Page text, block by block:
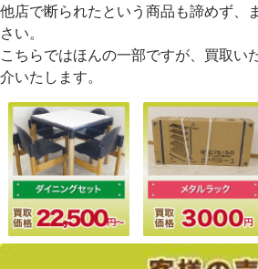
他店で断られたという商品も諦めず、
さい。
こちらではほんの一部ですが、買取い
介いたします。